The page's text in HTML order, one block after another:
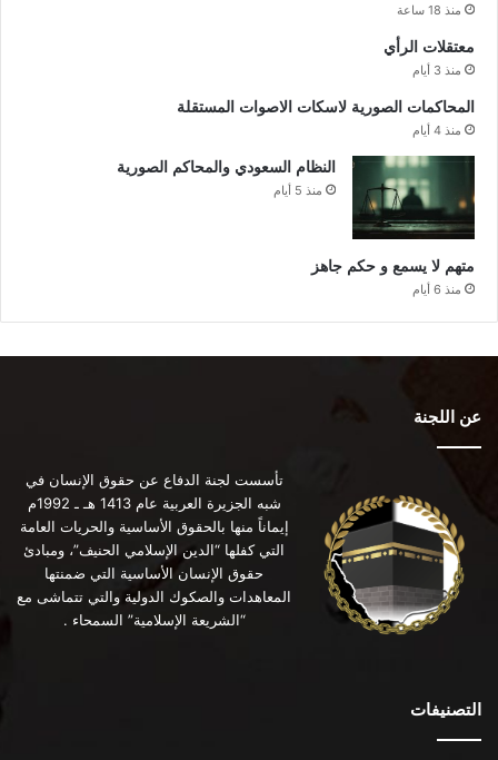
منذ 18 ساعة
معتقلات الرأي
منذ 3 أيام
المحاكمات الصورية لاسكات الاصوات المستقلة
منذ 4 أيام
النظام السعودي والمحاكم الصورية
منذ 5 أيام
متهم لا يسمع و حكم جاهز
منذ 6 أيام
عن اللجنة
تأسست لجنة الدفاع عن حقوق الإنسان في
شبه الجزيرة العربية عام 1413 هـ ـ 1992م
إيماناً منها بالحقوق الأساسية والحريات العامة
التي كفلها “الدين الإسلامي الحنيف”، ومبادئ
حقوق الإنسان الأساسية التي ضمنتها
المعاهدات والصكوك الدولية والتي تتماشى مع
“الشريعة الإسلامية” السمحاء .
التصنيفات